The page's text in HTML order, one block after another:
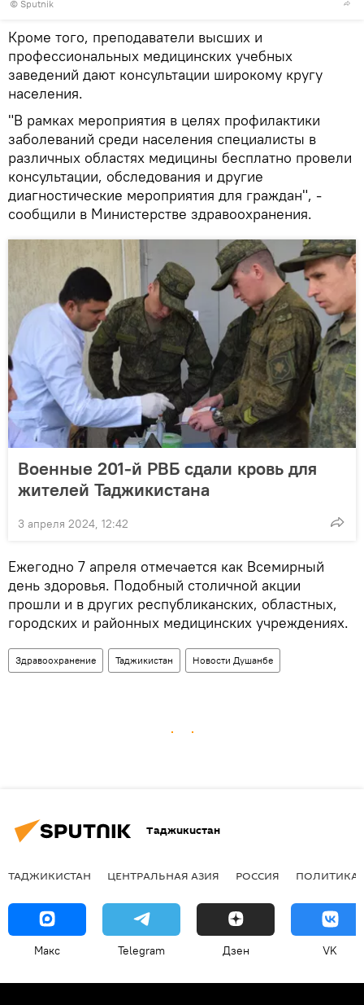
© Sputnik
Кроме того, преподаватели высших и
профессиональных медицинских учебных
заведений дают консультации широкому кругу
населения.
"В рамках мероприятия в целях профилактики
заболеваний среди населения специалисты в
различных областях медицины бесплатно провели
консультации, обследования и другие
диагностические мероприятия для граждан", -
сообщили в Министерстве здравоохранения.
Военные 201-й РВБ сдали кровь для
жителей Таджикистана
3 апреля 2024, 12:42
Ежегодно 7 апреля отмечается как Всемирный
день здоровья. Подобный столичной акции
прошли и в других республиканских, областных,
городских и районных медицинских учреждениях.
Здравоохранение Таджикистан Новости Душанбе
Таджикистан
ТАДЖИКИСТАН ЦЕНТРАЛЬНАЯ АЗИЯ РОССИЯ ПОЛИТИКА
Макс Telegram Дзен VK